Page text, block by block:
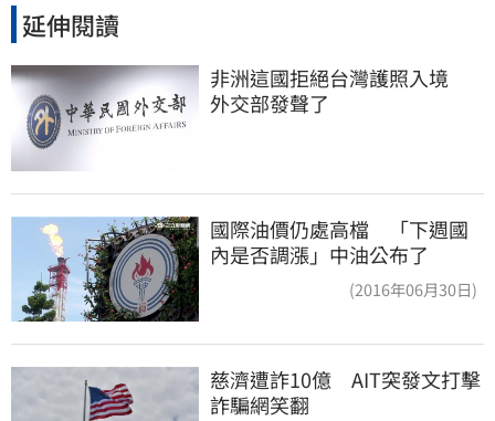
延伸閱讀
非洲這國拒絕台灣護照入境
外交部發聲了
國際油價仍處高檔 「下週國
內是否調漲」中油公布了
(2016年06月30日)
慈濟遭詐10億　AIT突發文打擊
詐騙網笑翻